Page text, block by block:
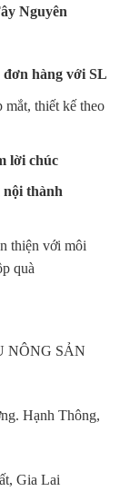
Nguyên
hàng với SL
mắt, thiết kế theo
lời chúc
nội thành
thiện với môi
quà
NÔNG SẢN
Hạnh Thông,
Gia Lai